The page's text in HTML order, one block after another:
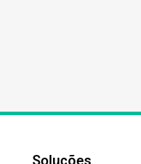
Soluções